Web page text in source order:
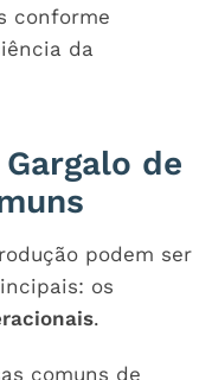
conforme
da
de
podem ser
os
.
comuns de